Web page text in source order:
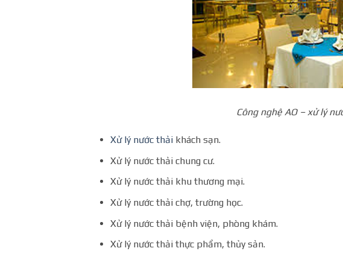
Công nghệ AO – xử lý
Xử lý nước thảikhách sạn.
Xử lý nước thải chung cư.
Xử lý nước thải khu thương mại.
Xử lý nước thải chợ, trường học.
Xử lý nước thải bệnh viện, phòng khám.
Xử lý nước thải thực phẩm, thủy sản.